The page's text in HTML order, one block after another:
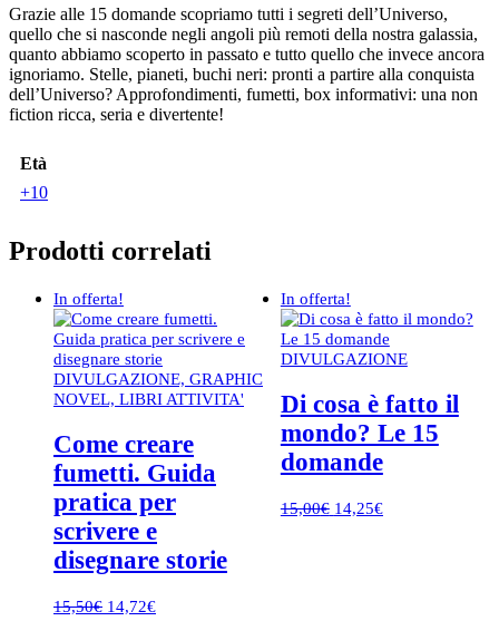
tutto
sull'universo
quantità
Grazie alle 15 domande scopriamo tutti i segreti dell’Universo,
quello che si nasconde negli angoli più remoti della nostra galassia,
quanto abbiamo scoperto in passato e tutto quello che invece ancora
ignoriamo. Stelle, pianeti, buchi neri: pronti a partire alla conquista
dell’Universo? Approfondimenti, fumetti, box informativi: una non
fiction ricca, seria e divertente!
Età
+10
Prodotti correlati
In offerta!
DIVULGAZIONE, GRAPHIC
NOVEL, LIBRI ATTIVITA'
Come creare
fumetti. Guida
pratica per
scrivere e
disegnare storie
15,50€ Il14,72€Il
In offerta!
DIVULGAZIONE
Di cosa è fatto il
mondo? Le 15
domande
15,00€ Il14,25€Il